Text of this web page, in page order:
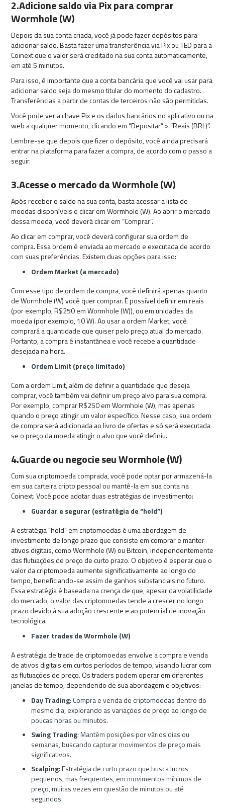
2.Adicione saldo via Pix para comprar
Wormhole (W)
Depois da sua conta criada, você já pode fazer depósitos para
adicionar saldo. Basta fazer uma transferência via Pix ou TED para a
Coinext que o valor será creditado na sua conta automaticamente,
em até 5 minutos.
Para isso, é importante que a conta bancária que você vai usar para
adicionar saldo seja do mesmo titular do momento do cadastro.
Transferências a partir de contas de terceiros não são permitidas.
Você pode ver a chave Pix e os dados bancários no aplicativo ou na
web a qualquer momento, clicando em “Depositar” > “Reais (BRL)”.
Lembre-se que depois que fizer o depósito, você ainda precisará
entrar na plataforma para fazer a compra, de acordo com o passo a
seguir.
3.Acesse o mercado da Wormhole (W)
Após receber o saldo na sua conta, basta acessar a lista de
moedas disponíveis e clicar em Wormhole (W). Ao abrir o mercado
dessa moeda, você deverá clicar em “Comprar”.
Ao clicar em comprar, você deverá configurar sua ordem de
compra. Essa ordem é enviada ao mercado e executada de acordo
com suas preferências. Existem duas opções para isso:
Ordem Market (a mercado)
Com esse tipo de ordem de compra, você definirá apenas quanto
de Wormhole (W) você quer comprar. É possível definir em reais
(por exemplo, R$250 em Wormhole (W)), ou em unidades da
moeda (por exemplo, 10 W). Ao usar a ordem Market, você
comprará a quantidade que quiser pelo preço atual do mercado.
Portanto, a compra é instantânea e você recebe a quantidade
desejada na hora.
Ordem Limit (preço limitado)
Com a ordem Limit, além de definir a quantidade que deseja
comprar, você também vai definir um preço alvo para sua compra.
Por exemplo, comprar R$250 em Wormhole (W), mas apenas
quando o preço atingir um valor específico. Nesse caso, sua ordem
de compra será adicionada ao livro de ofertas e só será executada
se o preço da moeda atingir o alvo que você definiu.
4.Guarde ou negocie seu Wormhole (W)
Com sua criptomoeda comprada, você pode optar por armazená-la
em sua carteira cripto pessoal ou mantê-la em sua conta na
Coinext. Você pode adotar duas estratégias de investimento:
Guardar e segurar (estratégia de “hold”)
A estratégia "hold" em criptomoedas é uma abordagem de
investimento de longo prazo que consiste em comprar e manter
ativos digitais, como Wormhole (W) ou Bitcoin, independentemente
das flutuações de preço de curto prazo. O objetivo é esperar que o
valor da criptomoeda aumente significativamente ao longo do
tempo, beneficiando-se assim de ganhos substanciais no futuro.
Essa estratégia é baseada na crença de que, apesar da volatilidade
do mercado, o valor das criptomoedas tende a crescer no longo
prazo devido à sua adoção crescente e ao potencial de inovação
tecnológica.
Fazer trades de Wormhole (W)
A estratégia de trade de criptomoedas envolve a compra e venda
de ativos digitais em curtos períodos de tempo, visando lucrar com
as flutuações de preço. Os traders podem operar em diferentes
janelas de tempo, dependendo de sua abordagem e objetivos:
Day Trading: Compra e venda de criptomoedas dentro do
mesmo dia, explorando as variações de preço ao longo de
poucas horas ou minutos.
Swing Trading: Mantém posições por vários dias ou
semanas, buscando capturar movimentos de preço mais
significativos.
Scalping: Estratégia de curto prazo que busca lucros
pequenos, mas frequentes, em movimentos mínimos de
preço, muitas vezes em questão de minutos ou até
segundos.